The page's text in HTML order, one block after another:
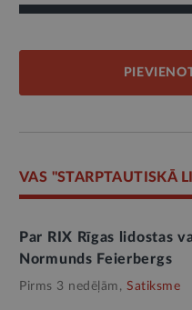
VAS "STARPTAUTISKĀ
Par RIX Rīgas lidostas
Normunds Feierbergs
Pirms 3 nedēļām, Satiksme